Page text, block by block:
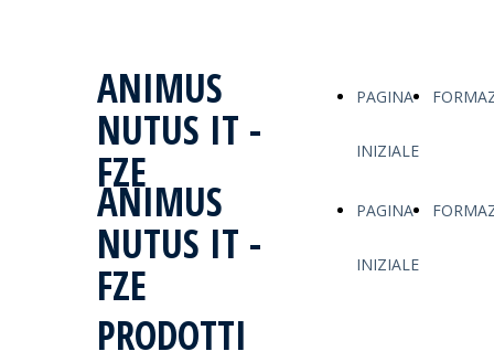
ANIMUS
NUTUS IT -
FZE
PAGINA
INIZIALE
ANIMUS
NUTUS IT -
FZE
PAGINA
INIZIALE
PRODOTTI